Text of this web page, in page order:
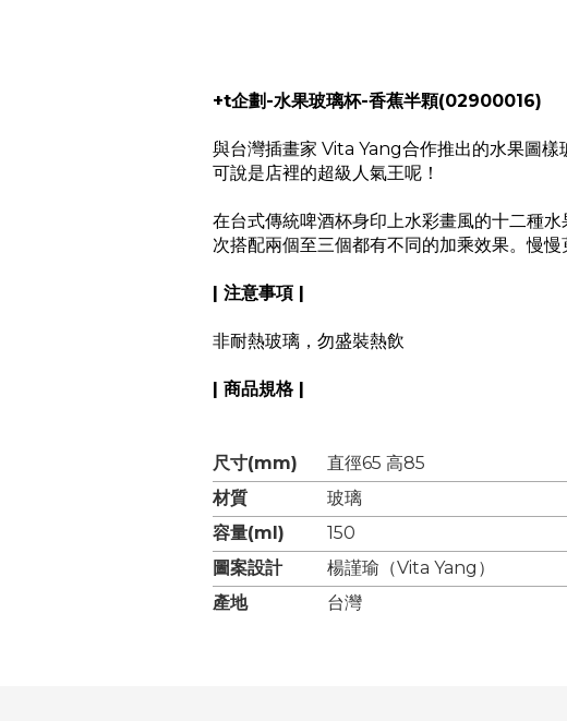
+t企劃-水果玻璃杯-香蕉半顆(02900016)
與台灣插畫家 Vita Yang合作推出的水果圖樣
可說是店裡的超級人氣王呢！
在台式傳統啤酒杯身印上水彩畫風的十二種
次搭配兩個至三個都有不同的加乘效果。慢慢
| 注意事項 |
非耐熱玻璃，勿盛裝熱飲
| 商品規格 |
尺寸(mm)
直徑65 高85
材質
玻璃
容量(ml)
150
圖案設計
楊謹瑜（Vita Yang）
產地
台灣